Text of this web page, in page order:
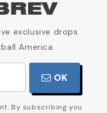
exclusive drops
America.
OK
By subscribing you